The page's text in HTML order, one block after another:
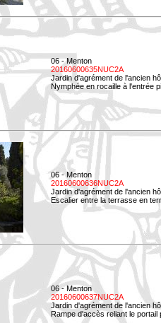
06 - Menton
20160600635NUC2A
Jardin d'agrément de l'ancien
Nymphée en rocaille à l'entrée
06 - Menton
20160600636NUC2A
Jardin d'agrément de l'ancien
Escalier entre la terrasse en
06 - Menton
20160600637NUC2A
Jardin d'agrément de l'ancien
Rampe d'accès reliant le portail